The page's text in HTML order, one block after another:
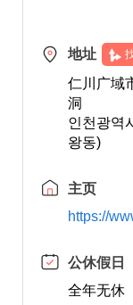
地址
仁川广域
洞
인천광역
왕동)
主页
https://
公休假日
全年无休